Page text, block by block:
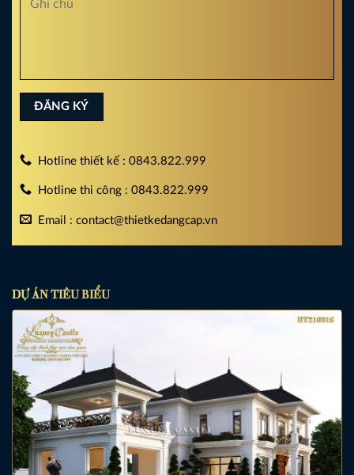
Hotline thiết kế : 0843.822.999
Hotline thi công : 0843.822.999
Email : contact@thietkedangcap.vn
DỰ ÁN TIÊU BIỂU